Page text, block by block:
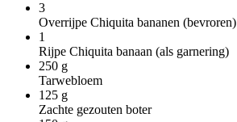
3
Overrijpe Chiquita bananen (bevroren)
1
Rijpe Chiquita banaan (als garnering)
250 g
Tarwebloem
125 g
Zachte gezouten boter